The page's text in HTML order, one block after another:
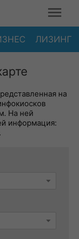
ЛИЗИНГ
на
На ней
информация: